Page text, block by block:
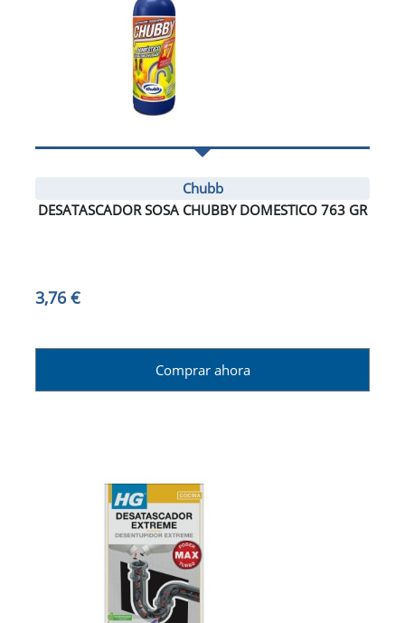
Chubb
DESATASCADOR SOSA CHUBBY DOMESTICO 763 GR
3,76 €
Comprar ahora